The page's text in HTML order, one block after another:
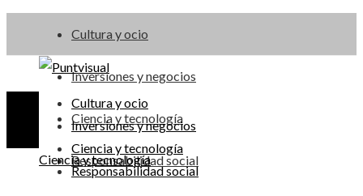
Cultura y ocio
Inversiones y negocios
Ciencia y tecnología
Responsabilidad social
Cultura y ocio
Inversiones y negocios
Ciencia y tecnología
Responsabilidad social
Ciencia y tecnología